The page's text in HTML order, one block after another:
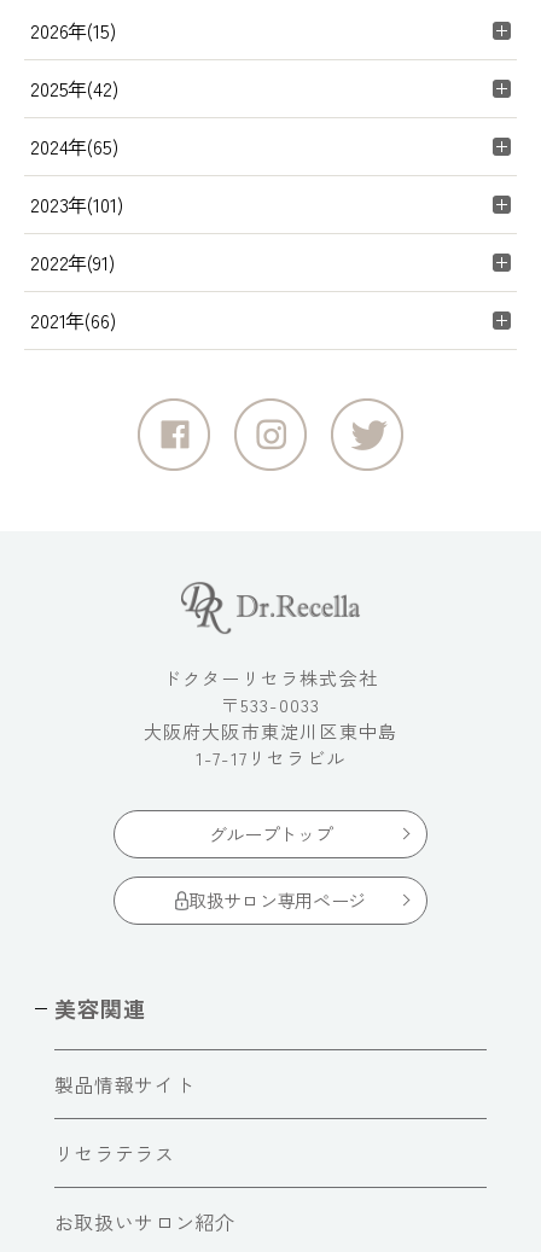
2026年(15)
2025年(42)
2024年(65)
2023年(101)
2022年(91)
2021年(66)
ドクターリセラ株式会社
〒533-0033
大阪府大阪市東淀川区東中島
1-7-17リセラビル
グループトップ
取扱サロン専用ページ
美容関連
製品情報サイト
リセラテラス
お取扱いサロン紹介